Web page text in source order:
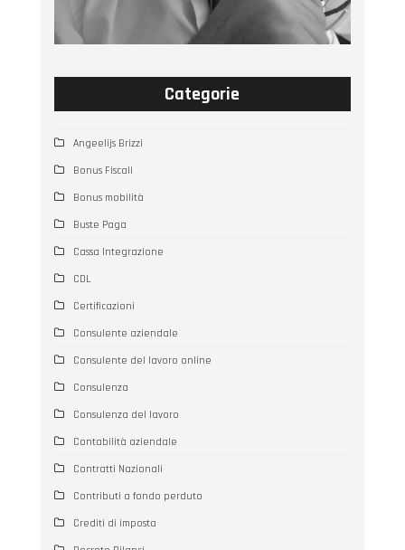
Categorie
Angeelijs Brizzi
Bonus Fiscali
Bonus mobilità
Buste Paga
Cassa Integrazione
CDL
Certificazioni
Consulente aziendale
Consulente del lavoro online
Consulenza
Consulenza del lavoro
Contabilità aziendale
Contratti Nazionali
Contributi a fondo perduto
Crediti di imposta